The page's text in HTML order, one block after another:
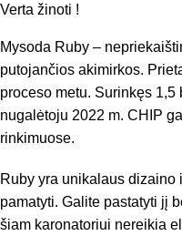
Verta žinoti !
Mysoda Ruby –
putojančios akimirkos.
proceso metu. Surinkęs
nugalėtoju 2022 m. CHIP
rinkimuose.
Ruby yra unikalaus dizaino
pamatyti. Galite pastatyti jį
šiam karonatoriui nereikia